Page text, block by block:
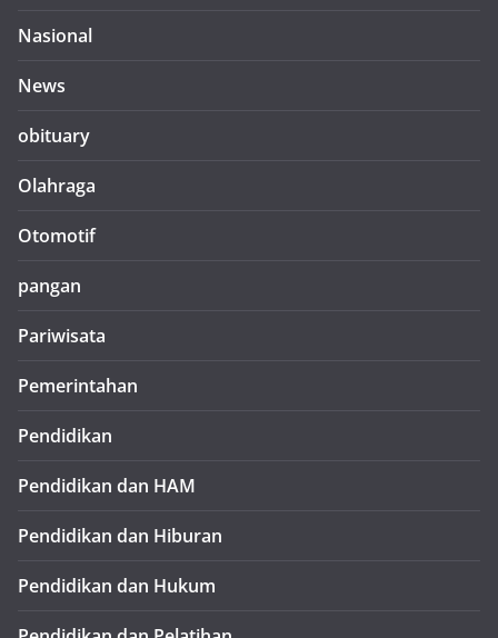
Nasional
News
obituary
Olahraga
Otomotif
pangan
Pariwisata
Pemerintahan
Pendidikan
Pendidikan dan HAM
Pendidikan dan Hiburan
Pendidikan dan Hukum